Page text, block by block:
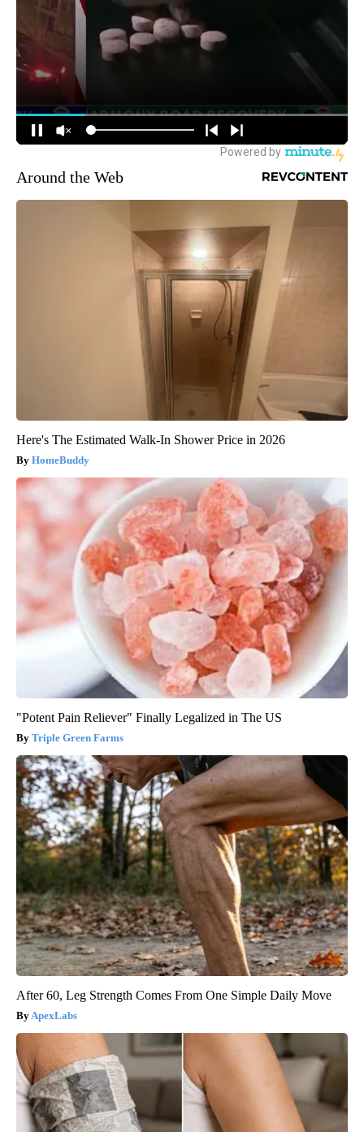
Around the Web
Here's The Estimated Walk-In Shower Price in 2026
HomeBuddy
"Potent Pain Reliever" Finally Legalized in The US
Triple Green Farms
After 60, Leg Strength Comes From One Simple Daily Move
ApexLabs